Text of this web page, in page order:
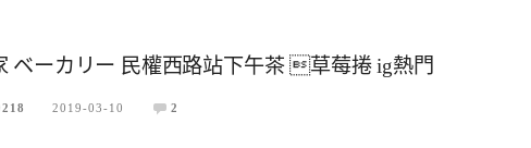
ベーカリー 民權西路站下午茶 草莓捲 ig熱門
2019-03-10 2